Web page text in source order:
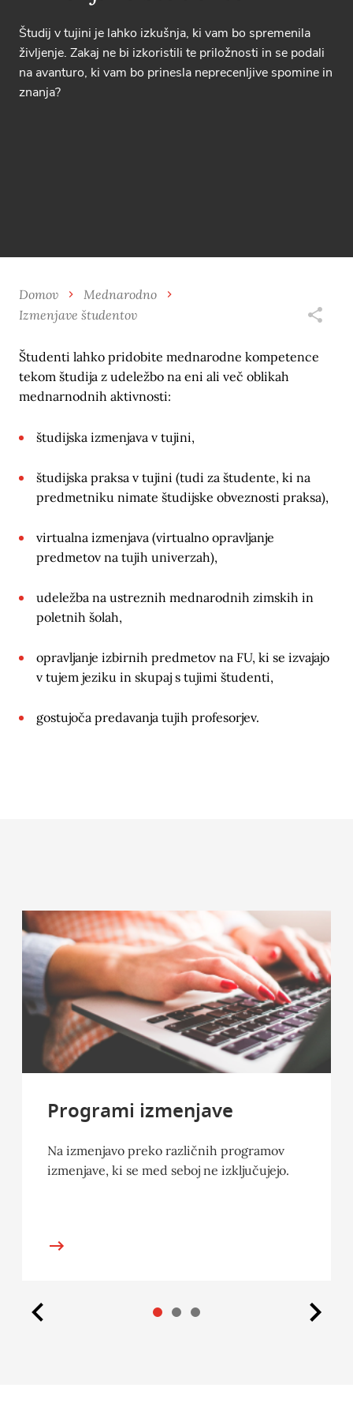
Študij v tujini je lahko izkušnja, ki vam bo spremenila
življenje. Zakaj ne bi izkoristili te priložnosti in se podali
na avanturo, ki vam bo prinesla neprecenljive spomine in
znanja?
Domov
Mednarodno
Izmenjave študentov
Študenti lahko pridobite mednarodne kompetence
tekom študija z udeležbo na eni ali več oblikah
mednarnodnih aktivnosti:
študijska izmenjava v tujini,
študijska praksa v tujini (tudi za študente, ki na
predmetniku nimate študijske obveznosti praksa),
virtualna izmenjava (virtualno opravljanje
predmetov na tujih univerzah),
udeležba na ustreznih mednarodnih zimskih in
poletnih šolah,
opravljanje izbirnih predmetov na FU, ki se izvajajo
v tujem jeziku in skupaj s tujimi študenti,
gostujoča predavanja tujih profesorjev.
Programi izmenjave
Na izmenjavo preko različnih programov
izmenjave, ki se med seboj ne izključujejo.